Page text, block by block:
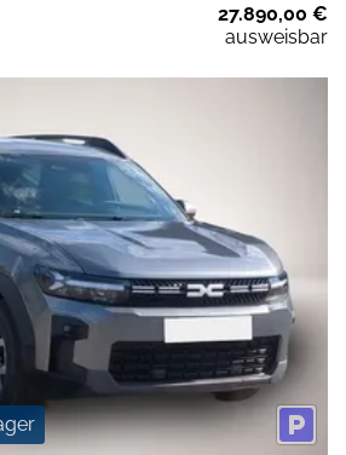
27.890,00 €
ausweisbar